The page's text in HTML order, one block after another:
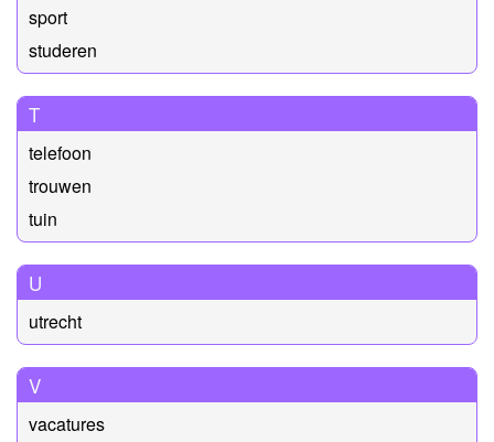
sport
studeren
T
telefoon
trouwen
tuin
U
utrecht
V
vacatures